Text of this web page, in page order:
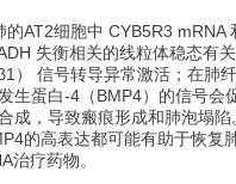
AT2细胞中 CYB5R3 mRNA
失衡相关的线粒体稳态有
） 信号转导异常激活；在肺
生蛋白-4（BMP4）的信号会
成，导致瘢痕形成和肺泡塌陷
的高表达都可能有助于恢复
治疗药物。